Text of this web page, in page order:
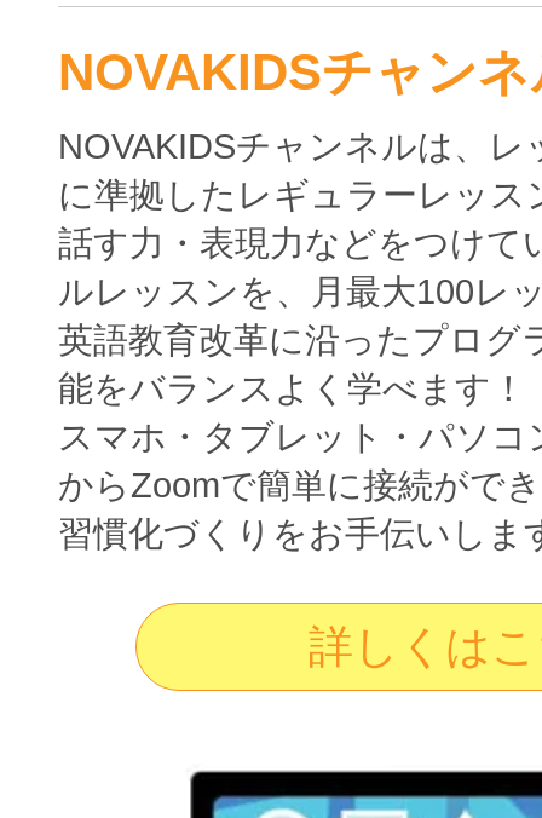
NOVAKIDSチャン
NOVAKIDSチャンネルは、
に準拠したレギュラーレッス
話す力・表現力などをつけて
ルレッスンを、月最大100レ
英語教育改革に沿ったプログ
能をバランスよく学べます！
スマホ・タブレット・パソ
からZoomで簡単に接続がで
習慣化づくりをお手伝いしま
詳しくは